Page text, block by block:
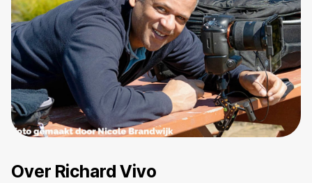
Over Richard Vivo